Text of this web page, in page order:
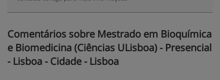
Comentários sobre Mestrado em Bioquímica
e Biomedicina (Ciências ULisboa) - Presencial
- Lisboa - Cidade - Lisboa